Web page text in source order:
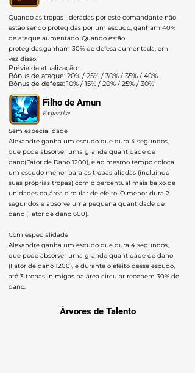
Quando as tropas lideradas por este comandante não
estão sendo protegidas por um escudo, ganham 40%
de ataque aumentado. Quando estão
protegidas,ganham 30% de defesa aumentada, em
vez disso.
Prévia da atualização:
Bônus de ataque: 20% / 25% / 30% / 35% / 40%
Bônus de defesa: 10% / 15% / 20% / 25% / 30%
Filho de Amun
Expertise
Sem especialidade
Alexandre ganha um escudo que dura 4 segundos,
que pode absorver uma grande quantidade de
dano(Fator de Dano 1200), e ao mesmo tempo coloca
um escudo menor para as tropas aliadas (incluindo
suas próprias tropas) com o percentual mais baixo de
unidades da área circular de efeito. O menor dura 2
segundos e absorve uma pequena quantidade de
dano (Fator de dano 600).
Com especialidade
Alexandre ganha um escudo que dura 4 segundos,
que pode absorver uma grande quantidade de dano
(Fator de dano 1200), e durante o efeito desse escudo,
até 3 tropas inimigas na área circular recebem 30% de
dano.
Árvores de Talento